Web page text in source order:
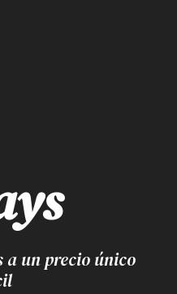
a un precio único